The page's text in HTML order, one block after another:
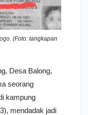
(Foto: tangkapan
Desa Balong,
seorang
kampung
mendadak jadi